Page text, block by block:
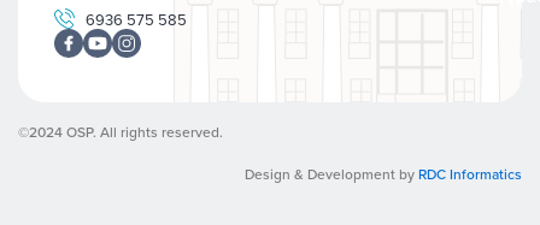
6936 575 585
©2024 OSP. All rights reserved.
Design & Development byRDC Informatics